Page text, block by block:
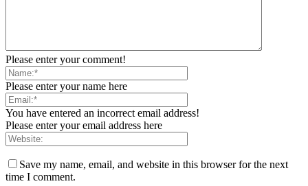
Please enter your comment!
Please enter your name here
You have entered an incorrect email address!
Please enter your email address here
Save my name, email, and website in this browser for the next
time I comment.